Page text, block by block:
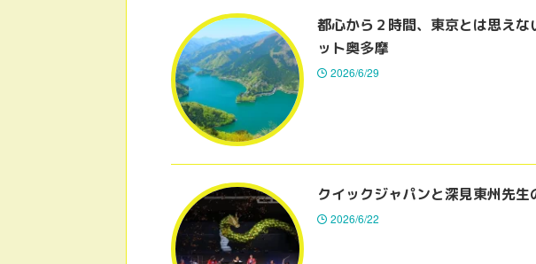
都心から２時間、東京とは思え
ット奥多摩
2026/6/29
クイックジャパンと深見東州先生
2026/6/22